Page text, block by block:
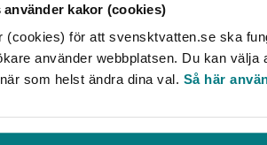
använder kakor (cookies)
(cookies) för att svensktvatten.se ska
använder webbplatsen. Du kan välja
som helst ändra dina val. Så här
och drivs av Svenskt Vatten.
enligt Svenskt Vattens